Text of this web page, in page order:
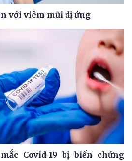
với viêm mũi dị ứng
Covid-19 bị biến chứng